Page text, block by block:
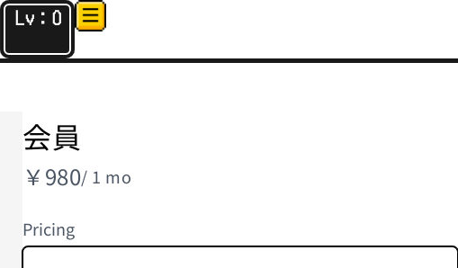
Lv： 0
会員
N
w
￥980/ 1 mo
Pricing